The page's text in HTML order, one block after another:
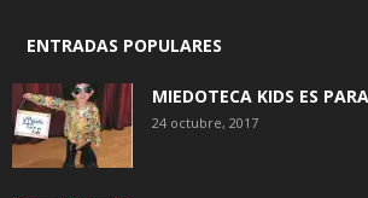
ENTRADAS POPULARES
MIEDOTECA KIDS ES
24 octubre, 2017